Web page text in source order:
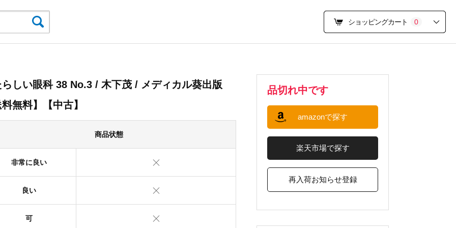
ショッピングカート 0
品切れ中です
amazonで探す
楽天市場で探す
再入荷お知らせ登録
しい眼科 38 No.3 / 木下茂 / メディカル葵出版
無料】【中古】
商品状態
非常に良い
良い
可